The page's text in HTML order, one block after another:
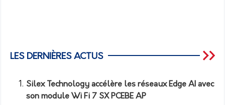
LES DERNIÈRES ACTUS
Silex Technology accélère les réseaux Edge AI avec
son module Wi Fi 7 SX PCEBE AP